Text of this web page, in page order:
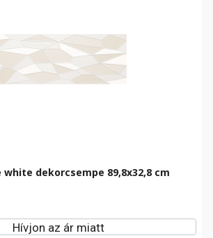
dekorcsempe 89,8x32,8 cm
Hívjon az ár miatt